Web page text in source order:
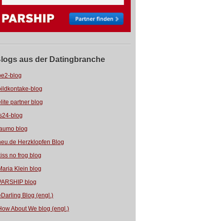
aus der Datingbranche
blog
blog
partner blog
blog
blog
Herzklopfen Blog
no frog blog
Klein blog
blog
Blog (engl.)
About We blog (engl.)